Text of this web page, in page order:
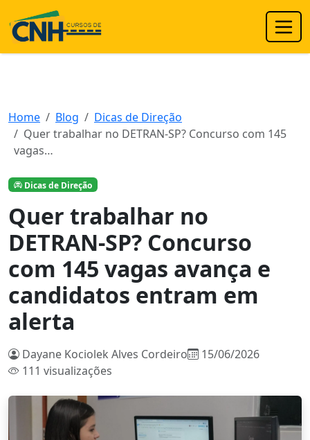
Home Blog
Dicas de Direção
Quer trabalhar no DETRAN-SP? Concurso com 145
vagas…
Dicas de Direção
Quer trabalhar no
DETRAN-SP? Concurso
com 145 vagas avança e
candidatos entram em
alerta
Dayane Kociolek Alves Cordeiro
15/06/2026
111 visualizações